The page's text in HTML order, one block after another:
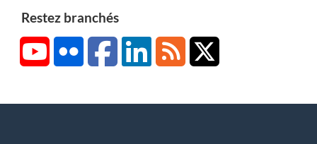
Restez branchés
YouTubeFlickr FacebookLinkedInRSS